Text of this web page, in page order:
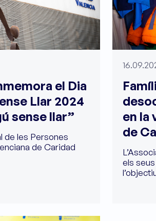
el Dia
Llar 2024
sense llar”
de les Persones
de Caridad
en la
de
els